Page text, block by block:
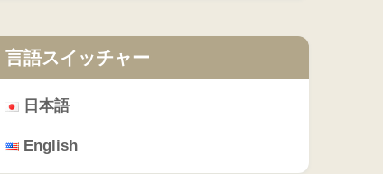
言語スイッチャー
日本語
English